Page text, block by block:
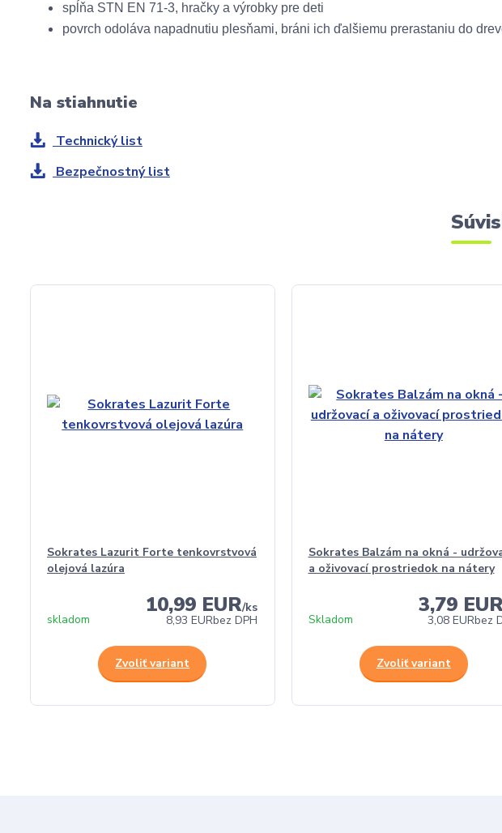
spĺňa STN EN 71-3, hračky a výrobky pre deti
povrch odoláva napadnutiu plesňami, bráni ich ďalšiemu prerastaniu do
Na stiahnutie
Technický list
Bezpečnostný list
Sokrates Lazurit Forte tenkovrstvová
olejová lazúra
10,99 EUR/ks
8,93 EURbez DPH
skladom
Zvoliť variant
Sokrates Balzám na okná -
a oživovací prostriedok na nátery
3,79
3,08 EURbez
Skladom
Zvoliť variant